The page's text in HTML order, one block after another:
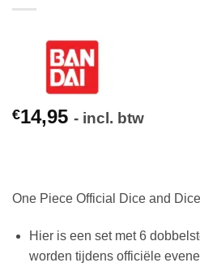
€14,95 - incl. btw
One Piece Official Dice and
Hier is een set met 6
worden tijdens officiële